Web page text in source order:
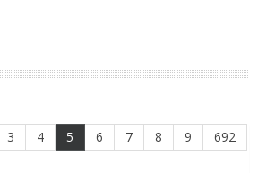
3 4 5 6 7 8 9
692